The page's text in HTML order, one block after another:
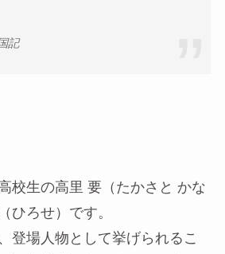
記
校生の高里 要（たかさと かな
ひろせ）です。
登場人物として挙げられるこ